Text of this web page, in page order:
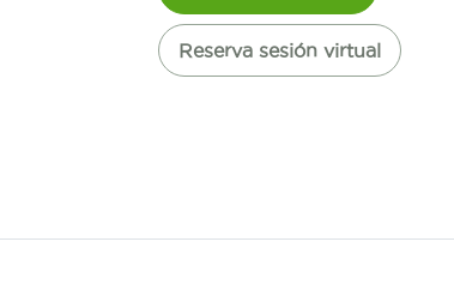
Reserva sesión virtual